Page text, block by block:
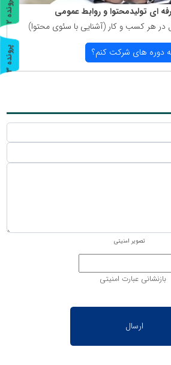
ای تولیدمحتوا و روابط عمومی
در هر كسب و كار (آشنایی با سئوی محتوا)
دوره های شركت كنم؟
بازنشانی عبارت امنیتی
پ
ر
و
ن
د
ه
2
پ
ر
و
ن
د
ه
3